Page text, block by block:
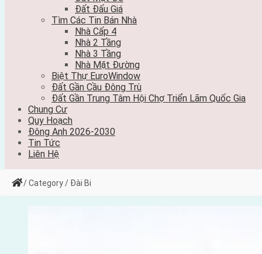
Đất Đấu Giá
Tìm Các Tin Bán Nhà
Nhà Cấp 4
Nhà 2 Tầng
Nhà 3 Tầng
Nhà Mặt Đường
Biệt Thự EuroWindow
Đất Gần Cầu Đông Trù
Đất Gần Trung Tâm Hội Chợ Triển Lãm Quốc Gia
Chung Cư
Quy Hoạch
Đông Anh 2026-2030
Tin Tức
Liên Hệ
/ Category / Đài Bi